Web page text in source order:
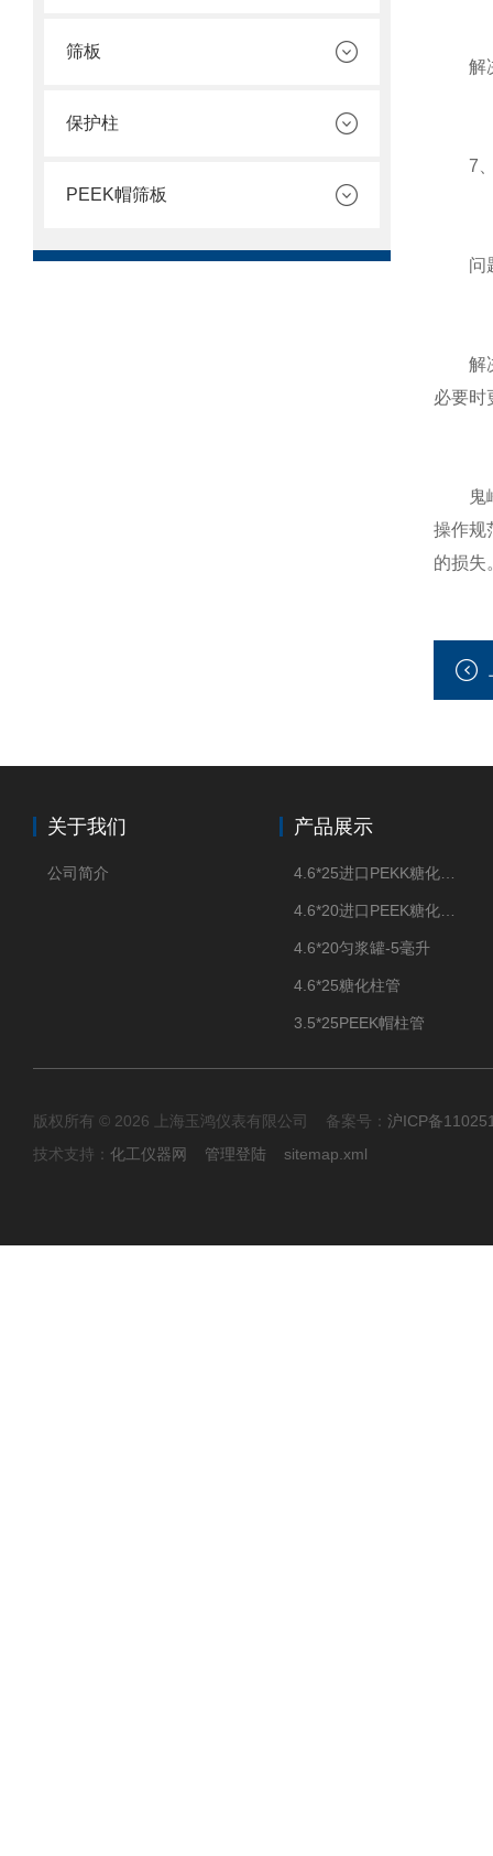
筛板
保护柱
PEEK帽筛板
解决
7、
问题
解决
必要时
鬼峰
操作规
的损失
关于我们
公司简介
产品展示
4.6*20匀浆罐-5毫升
4.6*25糖化柱管
3.5*25PEEK帽柱管
版权所有 © 2026 上海玉鸿仪表有限公司 备案号： 沪ICP备
技术支持： 化工仪器网 管理登陆 sitemap.xml